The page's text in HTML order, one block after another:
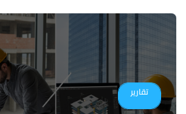
تقارير